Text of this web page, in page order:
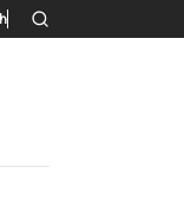
menu